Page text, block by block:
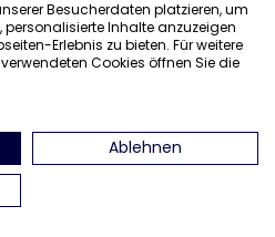
na Instagramie
znajdź nas na Facebooku
znajdź nas
Besucherdaten platzieren, um
personalisierte Inhalte anzuzeigen
Erlebnis zu bieten. Für weitere
Cookies öffnen Sie die
Ablehnen